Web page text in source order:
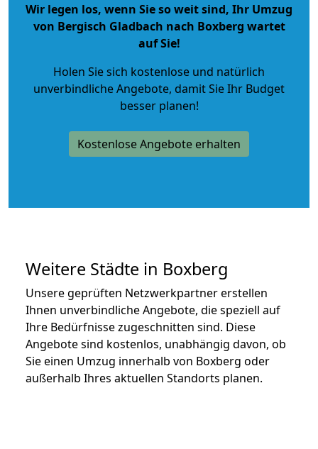
Wir legen los, wenn Sie so weit sind, Ihr Umzug
von Bergisch Gladbach nach Boxberg wartet
auf Sie!
Holen Sie sich kostenlose und natürlich
unverbindliche Angebote, damit Sie Ihr Budget
besser planen!
Kostenlose Angebote erhalten
Weitere Städte in Boxberg
Unsere geprüften Netzwerkpartner erstellen
Ihnen unverbindliche Angebote, die speziell auf
Ihre Bedürfnisse zugeschnitten sind. Diese
Angebote sind kostenlos, unabhängig davon, ob
Sie einen Umzug innerhalb von Boxberg oder
außerhalb Ihres aktuellen Standorts planen.